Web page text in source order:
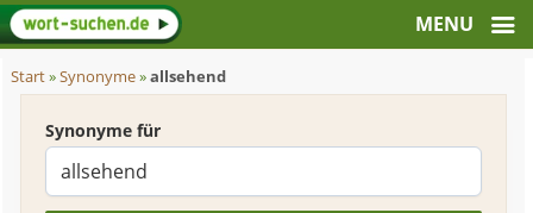
Start»Synonyme»allsehend
Synonyme für